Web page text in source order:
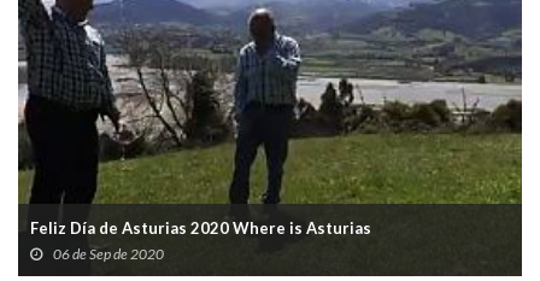
Feliz Día de Asturias 2020 Where is Asturias
06 de Sep de 2020